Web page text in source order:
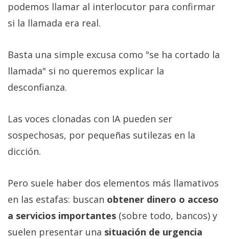
podemos llamar al interlocutor para confirmar
si la llamada era real.
Basta una simple excusa como "se ha cortado la
llamada" si no queremos explicar la
desconfianza.
Las voces clonadas con IA pueden ser
sospechosas, por pequeñas sutilezas en la
dicción.
Pero suele haber dos elementos más llamativos
en las estafas: buscan obtener dinero o acceso
a servicios importantes (sobre todo, bancos) y
suelen presentar una situación de urgencia